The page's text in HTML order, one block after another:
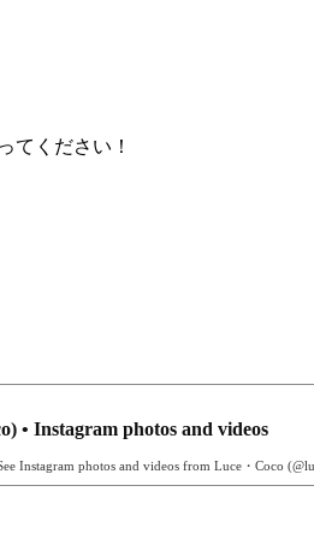
てください！
• Instagram photos and videos
Instagram photos and videos from Luce・Coco